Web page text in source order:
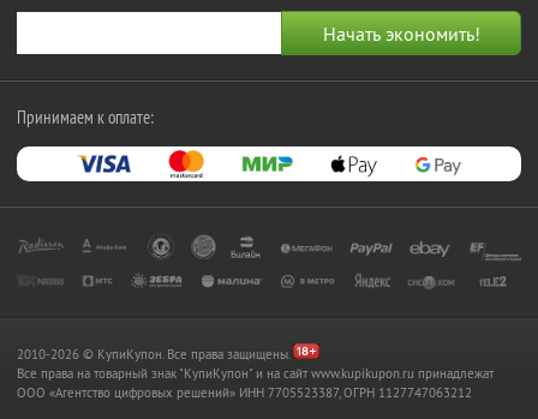
Принимаем к оплате:
2010-2026 © КупиКупон. Все права защищены.
Все права на товарный знак "КупиКупон" и на сайт www.kupikupon.ru принадлежат
OOO «Агентство цифровых решений» ИНН 7705523387, ОГРН 1127747063212